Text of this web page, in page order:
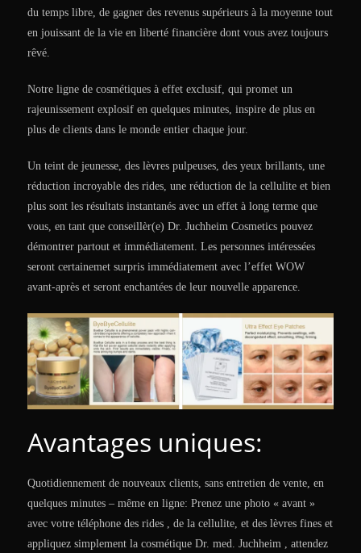
du temps libre, de gagner des revenus supérieurs à la moyenne tout
en jouissant de la vie en liberté financière dont vous avez toujours
rêvé.
Notre ligne de cosmétiques à effet exclusif, qui promet un
rajeunissement explosif en quelques minutes, inspire de plus en
plus de clients dans le monde entier chaque jour.
Un teint de jeunesse, des lèvres pulpeuses, des yeux brillants, une
réduction incroyable des rides, une réduction de la cellulite et bien
plus sont les résultats instantanés avec un effet à long terme que
vous, en tant que conseillèr(e) Dr. Juchheim Cosmetics pouvez
démontrer partout et immédiatement. Les personnes intéressées
seront certainemet surpris immédiatement avec l’effet WOW
avant-après et seront enchantées de leur nouvelle apparence.
Avantages uniques:
Quotidiennement de nouveaux clients, sans entretien de vente, en
quelques minutes – même en ligne: Prenez une photo « avant »
avec votre téléphone des rides , de la cellulite, et des lèvres fines et
appliquez simplement la cosmétique Dr. med. Juchheim , attendez